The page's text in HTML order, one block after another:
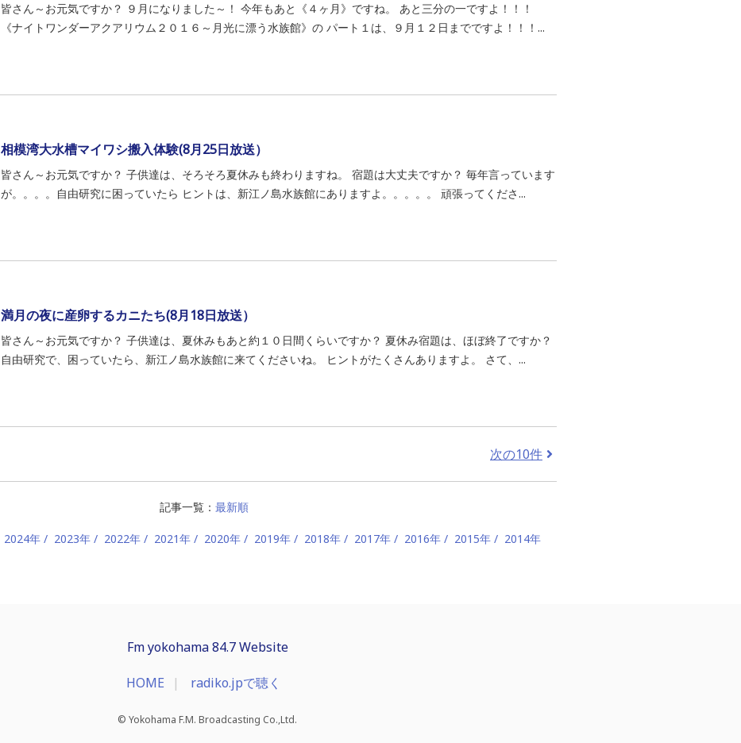
皆さん～お元気ですか？ ９月になりました～！ 今年もあと《４ヶ月》ですね。 あと三分の一ですよ！！！
《ナイトワンダーアクアリウム２０１６～月光に漂う水族館》の パート１は、９月１２日までですよ！！！...
相模湾大水槽マイワシ搬入体験(8月25日放送）
皆さん～お元気ですか？ 子供達は、そろそろ夏休みも終わりますね。 宿題は大丈夫ですか？ 毎年言っています
が。。。。自由研究に困っていたら ヒントは、新江ノ島水族館にありますよ。。。。。 頑張ってくださ...
満月の夜に産卵するカニたち(8月18日放送）
皆さん～お元気ですか？ 子供達は、夏休みもあと約１０日間くらいですか？ 夏休み宿題は、ほぼ終了ですか？
自由研究で、困っていたら、新江ノ島水族館に来てくださいね。 ヒントがたくさんありますよ。 さて、...
次の10件
記事一覧： 最新順
2024年 2023年 2022年 2021年 2020年 2019年 2018年 2017年 2016年 2015年 2014年
Fm yokohama 84.7 Website
HOME radiko.jpで聴く
© Yokohama F.M. Broadcasting Co.,Ltd.